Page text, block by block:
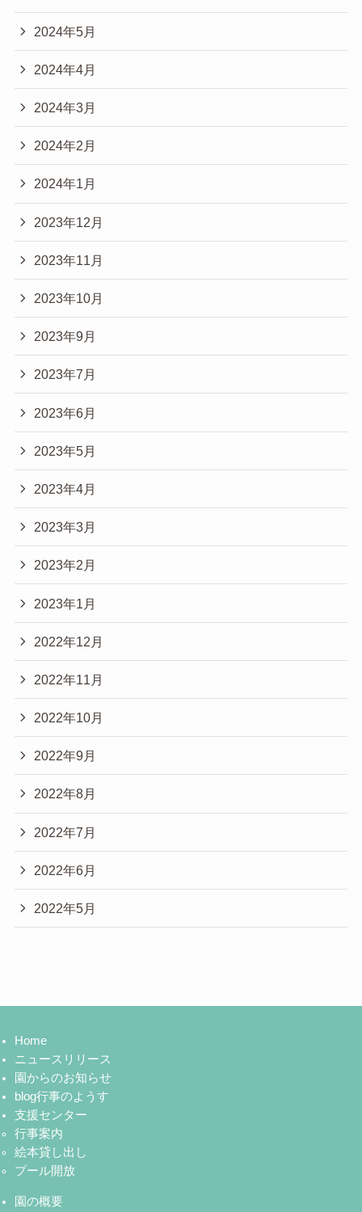
2024年5月
2024年4月
2024年3月
2024年2月
2024年1月
2023年12月
2023年11月
2023年10月
2023年9月
2023年7月
2023年6月
2023年5月
2023年4月
2023年3月
2023年2月
2023年1月
2022年12月
2022年11月
2022年10月
2022年9月
2022年8月
2022年7月
2022年6月
2022年5月
Home
ニュースリリース
園からのお知らせ
blog行事のようす
支援センター
行事案内
絵本貸し出し
プール開放
園の概要